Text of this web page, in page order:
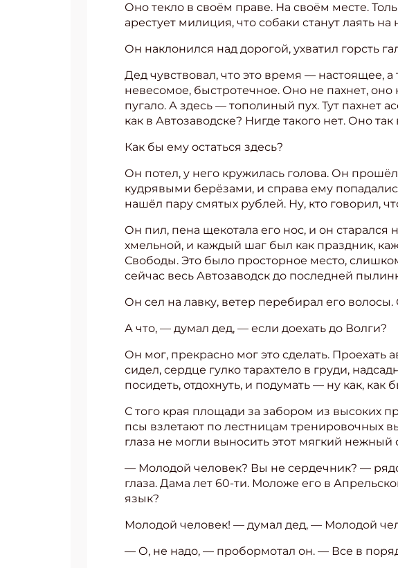
Оно текло в своём праве. На своём месте.
арестует милиция, что собаки станут лаять
Он наклонился над дорогой, ухватил горсть
Дед чувствовал, что это время — настоящее,
невесомое, быстротечное. Оно не пахнет,
пугало. А здесь — тополиный пух. Тут пахнет
как в Автозаводске? Нигде такого нет. Оно
Как бы ему остаться здесь?
Он потел, у него кружилась голова. Он
кудрявыми берёзами, и справа ему
нашёл пару смятых рублей. Ну, кто говорил,
Он пил, пена щекотала его нос, и он
хмельной, и каждый шаг был как праздник,
Свободы. Это было просторное место,
сейчас весь Автозаводск до последней
Он сел на лавку, ветер перебирал его
А что, — думал дед, — если доехать до Волги?
Он мог, прекрасно мог это сделать. Проехать
сидел, сердце гулко тарахтело в груди,
посидеть, отдохнуть, и подумать — ну как, как
С того края площади за забором из высоких
псы взлетают по лестницам тренировочных
глаза не могли выносить этот мягкий нежный
— Молодой человек? Вы не сердечник? —
глаза. Дама лет 60-ти. Моложе его в
язык?
Молодой человек! — думал дед, — Молодой
— О, не надо, — пробормотал он. — Все в
Подпишись на
Получи электронный
Укажите имя
Укажите Ваш Email